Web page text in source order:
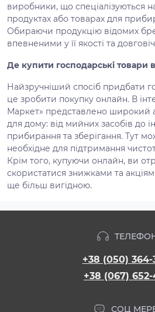
виробники, що спеціалізуються
продуктах або товарах для
Обираючи продукцію відомих
впевненими у її якості та
Де купити господарські товари в
Найзручніший спосіб придбати
це зробити покупку онлайн. В
Маркет» представлено широкий
для дому: від мийних засобів до
прибирання та зберігання. Тут
необхідне для підтримання
Крім того, купуючи онлайн, ви
скористатися знижками та
ще більш вигідною.
+38 (050) 364-
+38 (067) 652-
СОЦ